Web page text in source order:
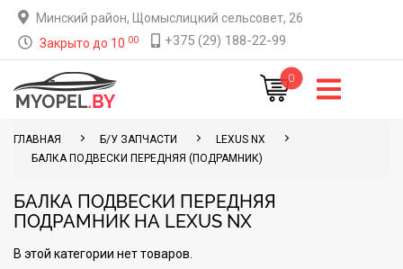
Минский район, Щомыслицкий сельсовет, 26
Закрыто до 10 00 +375 (29) 188-22-99
0
ГЛАВНАЯ Б/У ЗАПЧАСТИ
LEXUS NX
БАЛКА ПОДВЕСКИ ПЕРЕДНЯЯ (ПОДРАМНИК)
БАЛКА ПОДВЕСКИ ПЕРЕДНЯЯ
ПОДРАМНИК НА LEXUS NX
В этой категории нет товаров.